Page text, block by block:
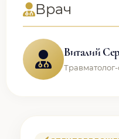
Врач
Виталий
Травматолог-